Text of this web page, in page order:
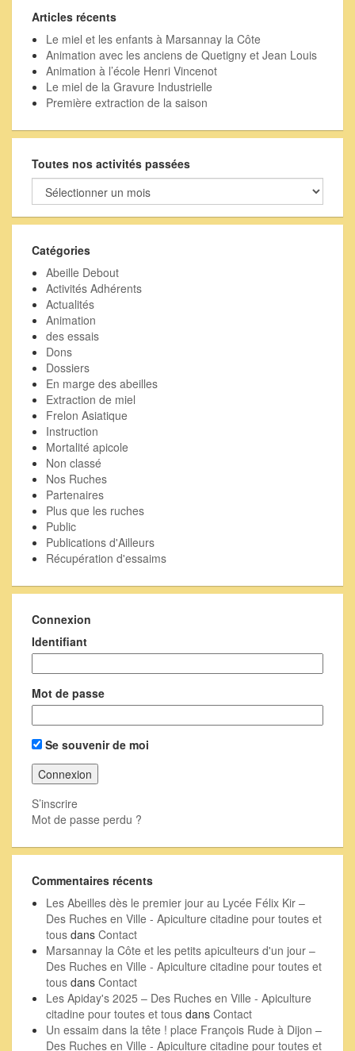
Articles récents
Le miel et les enfants à Marsannay la Côte
Animation avec les anciens de Quetigny et Jean Louis
Animation à l’école Henri Vincenot
Le miel de la Gravure Industrielle
Première extraction de la saison
Toutes nos activités passées
Toutes
nos
activités
Catégories
Abeille Debout
Activités Adhérents
Actualités
Animation
des essais
Dons
Dossiers
En marge des abeilles
Extraction de miel
Frelon Asiatique
Instruction
Mortalité apicole
Non classé
Nos Ruches
Partenaires
Plus que les ruches
Public
Publications d'Ailleurs
Récupération d'essaims
Connexion
Identifiant
Mot de passe
Se souvenir de moi
S’inscrire
Mot de passe perdu ?
Commentaires récents
Les Abeilles dès le premier jour au Lycée Félix Kir –
Des Ruches en Ville - Apiculture citadine pour toutes et
tous dans Contact
Marsannay la Côte et les petits apiculteurs d'un jour –
Des Ruches en Ville - Apiculture citadine pour toutes et
tous dans Contact
Les Apiday's 2025 – Des Ruches en Ville - Apiculture
citadine pour toutes et tous dans Contact
Un essaim dans la tête ! place François Rude à Dijon –
Des Ruches en Ville - Apiculture citadine pour toutes et